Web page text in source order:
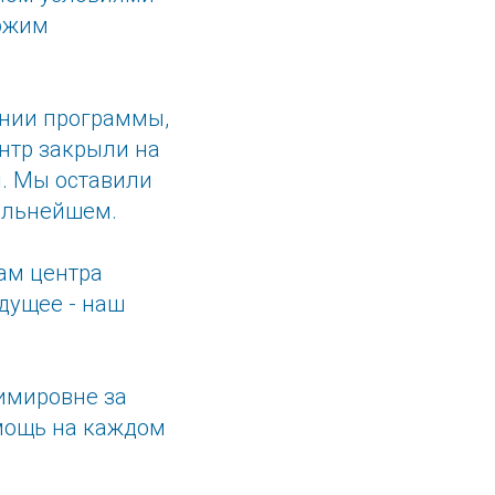
программы,
закрыли на
Мы оставили
центра
- наш
за
на каждом